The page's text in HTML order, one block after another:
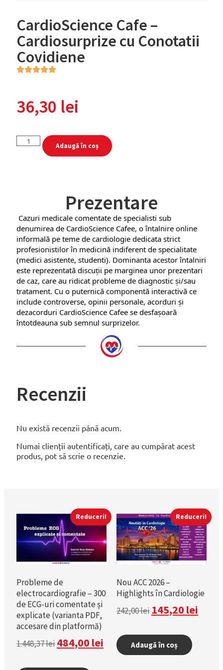
CardioScience Cafe –
Cardiosurprize cu Conotatii
Covidiene
36,30 lei
Adaugă în coș
Prezentare
Cazuri medicale comentate de specialisti sub
denumirea de CardioScience Cafee, o întalnire online
informală pe teme de cardiologie dedicata strict
profesionistilor în medicină indiferent de specialitate
(medici asistente, studenti). Dominanta acestor întalniri
este reprezentată discuții pe marginea unor prezentari
de caz, care au ridicat probleme de diagnostic și/sau
tratament. Cu o puternică componentă interactivă ce
include controverse, opinii personale, acorduri și
dezacorduri CardioScience Cafee se desfașoară
întotdeauna sub semnul surprizelor.
Recenzii
Nu există recenzii până acum.
Numai clienții autentificați, care au cumpărat acest
produs, pot să scrie o recenzie.
Reduceri!
Probleme de
electrocardiografie – 300
de ECG-uri comentate și
explicate (varianta PDF,
accesare din platformă)
1.448,37lei 484,00 lei
Reduceri!
Nou ACC 2026 –
Highlights în Cardiologie
242,00lei 145,20 lei
Adaugă în coș